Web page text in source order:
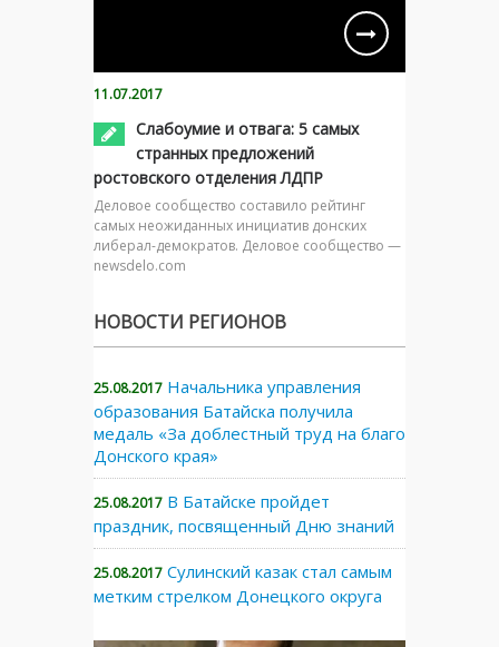
11.07.2017
Слабоумие и отвага: 5 самых
странных предложений
ростовского отделения ЛДПР
Деловое сообщество составило рейтинг
самых неожиданных инициатив донских
либерал-демократов. Деловое сообщество —
newsdelo.com
НОВОСТИ РЕГИОНОВ
25.08.2017 Начальника управления
образования Батайска получила
медаль «За доблестный труд на благо
Донского края»
25.08.2017 В Батайске пройдет
праздник, посвященный Дню знаний
25.08.2017 Сулинский казак стал самым
метким стрелком Донецкого округа